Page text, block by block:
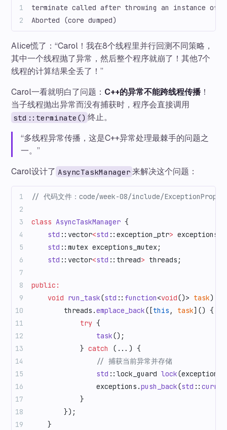
terminate called after throwing an instance of
Aborted (core dumped)
Alice慌了：“Carol！我在8个线程里并行回测不同策略，
其中一个线程抛了异常，然后整个程序就崩了！其他7个
线程的计算结果全丢了！”
Carol一看就明白了问题： C++的异常不能跨线程传播 ！
当子线程抛出异常而没有捕获时，程序会直接调用
std::terminate() 终止。
“多线程异常传播，这是C++异常处理最棘手的问题之
一。”
Carol设计了 AsyncTaskManager 来解决这个问题：
// 代码文件：code/week-08/include/
class AsyncTaskManager {
    std
::vector<std ::exception_ptr> exceptions;
    std
::mutex exceptions_mutex;
    std
::vector<std ::thread> threads;
public:
    void
run_task(std :: function<void()> task) {
        threads.
emplace_back([this , task]() {
            try
{
                task
();
            }
catch
(...) {
                // 捕获当前异常并存储
                std
::lock_guard lock
                exceptions.
push_back(std ::
            }
        });
    }